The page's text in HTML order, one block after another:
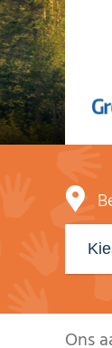
Ons